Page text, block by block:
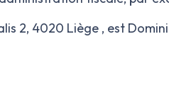
2, 4020 Liège , est